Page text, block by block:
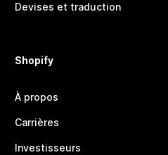
Devises et traduction
Shopify
À propos
Carrières
Investisseurs